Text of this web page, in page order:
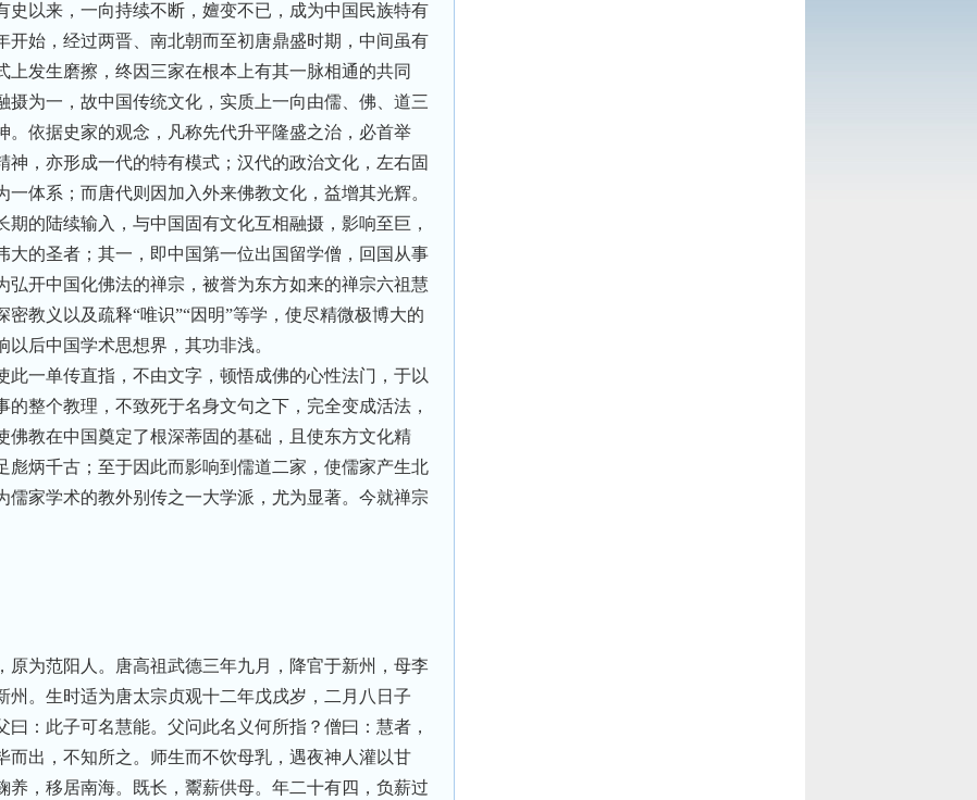
史以来，一向持续不断，嬗变不已，成为中国民族特有
开始，经过两晋、南北朝而至初唐鼎盛时期，中间虽有
发生磨擦，终因三家在根本上有其一脉相通的共同
摄为一，故中国传统文化，实质上一向由儒、佛、道三
。依据史家的观念，凡称先代升平隆盛之治，必首举
，亦形成一代的特有模式；汉代的政治文化，左右固
体系；而唐代则因加入外来佛教文化，益增其光辉。
的陆续输入，与中国固有文化互相融摄，影响至巨，
大的圣者；其一，即中国第一位出国留学僧，回国从事
弘开中国化佛法的禅宗，被誉为东方如来的禅宗六祖慧
教义以及疏释“唯识”“因明”等学，使尽精微极博大的
后中国学术思想界，其功非浅。
此一单传直指，不由文字，顿悟成佛的心性法门，于以
整个教理，不致死于名身文句之下，完全变成活法，
佛教在中国奠定了根深蒂固的基础，且使东方文化精
彪炳千古；至于因此而影响到儒道二家，使儒家产生北
儒家学术的教外别传之一大学派，尤为显著。今就禅宗
原为范阳人。唐高祖武德三年九月，降官于新州，母李
州。生时适为唐太宗贞观十二年戊戌岁，二月八日子
：此子可名慧能。父问此名义何所指？僧曰：慧者，
而出，不知所之。师生而不饮母乳，遇夜神人灌以甘
养，移居南海。既长，鬻薪供母。年二十有四，负薪过